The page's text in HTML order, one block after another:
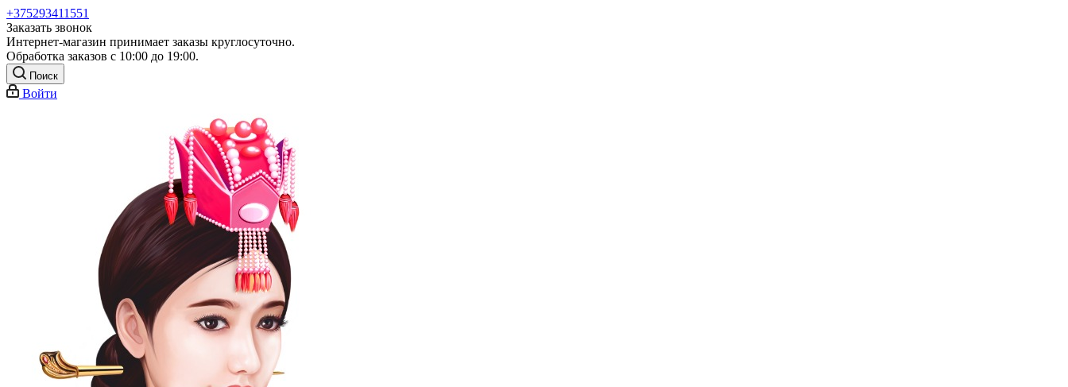
+375293411551
Заказать звонок
Интернет-магазин принимает заказы круглосуточно.
Обработка заказов с 10:00 до 19:00.
Поиск
Войти